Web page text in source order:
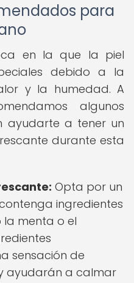
para
en la que la piel
debido a la
y la humedad. A
algunos
ayudarte a tener un
durante esta
Opta por un
ingredientes
menta o el
sensación de
ayudarán a calmar